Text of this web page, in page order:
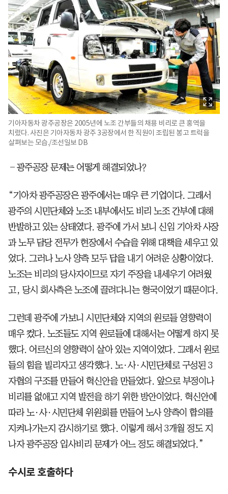
기아자동차 광주공장은 2005년에 노조 간부들의 채용 비리로 큰 홍역을
치렀다. 사진은 기아자동차 광주 3공장에서 한 직원이 조립된 봉고 트럭을
살펴보는 모습./조선일보 DB
―광주공장 문제는 어떻게 해결되었나?
“기아차 광주공장은 광주에서는 매우 큰 기업이다. 그래서
광주의 시민단체와 노조 내부에서도 비리 노조 간부에 대해
반발하고 있는 상태였다. 광주에 가서 보니 신임 기아차 사장
과 노무 담당 전무가 현장에서 수습을 위해 대책을 세우고 있
었다. 그러나 노사 양측 모두 답을 내기 어려운 상황이었다.
노조는 비리의 당사자이므로 자기 주장을 내세우기 어려웠
고, 당시 회사측은 노조에 끌려다니는 형국이었기 때문이다.
그런데 광주에 가보니 시민단체와 지역의 원로들 영향력이
매우 컸다. 노조들도 지역 원로들에 대해서는 어떻게 하지 못
했다. 어르신의 영향력이 살아 있는 지역이었다. 그래서 원로
들의 힘을 빌리자고 생각했다. 노·사·시민단체로 구성된 3
자협의 구조를 만들어 혁신안을 만들었다. 앞으로 부정이나
비리를 없애고 지역 발전을 하기 위한 방안이었다. 혁신안에
따라 노·사·시민단체 위원회를 만들어 노사 양측이 합의를
지켜나가는지 감시하기로 했다. 이렇게 해서 3개월 정도 지
나자 광주공장 입사비리 문제가 어느 정도 해결되었다.”
수시로 호출하다